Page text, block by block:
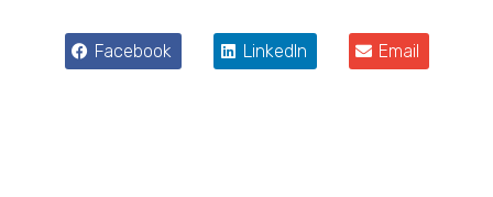
Facebook LinkedIn Email